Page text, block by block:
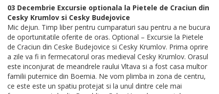
03 Decembrie Excursie optionala la Pietele de Craciun din
Cesky Krumlov si Cesky Budejovice
Mic dejun. Timp liber pentru cumparaturi sau pentru a ne bucura
de oportunitatile oferite de oras. Optional – Excursie la Pietele
de Craciun din Ceske Budejovice si Cesky Krumlov. Prima oprire
a zile va fi in fermecatorul oras medieval Cesky Krumlov. Orasul
este inconjurat de meandrele raului Vltava si a fost casa multor
familii puternice din Boemia. Ne vom plimba in zona de centru,
ce este este un spatiu protejat si la unul dintre cele mai